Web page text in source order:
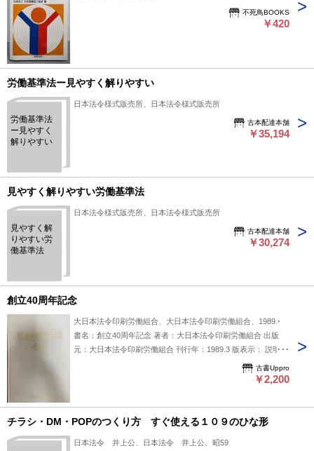
不死鳥BOOKS
￥420
労働基準法ー見やすく解りやすい
労働基準法
ー見やすく
解りやすい
日本法令様式販売所、日本法令様式販売所
古本配達本舗
￥35,194
見やすく解りやすい労働基準法
見やすく解
りやすい労
働基準法
日本法令様式販売所、日本法令様式販売所
古本配達本舗
￥30,274
創立40周年記念
大日本法令印刷労働組合、大日本法令印刷労働組合、1989.3
書名：創立40周年記念 著者：大日本法令印刷労働組合 出版
元：大日本法令印刷労働組合 刊行年：1989.3 版表示： 説明：
『創立40周年記念』は大日本法令印刷労働組合発行、1989年3
月刊行の記念誌です。創立40年の歩みと活動内容をまとめ
団結力と労働環境改善への努力を具現化した記録書です。 状
態：
古書Uppro
￥2,200
チラシ・DM・POPのつくり方 すぐ使える１０９のひな形
日本法令 井上公、日本法令 井上公、昭59